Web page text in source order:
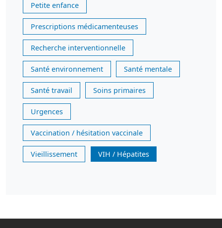
Petite enfance
Prescriptions médicamenteuses
Recherche interventionnelle
Santé environnement Santé mentale
Santé travail Soins primaires
Urgences
Vaccination / hésitation vaccinale
Vieillissement VIH / Hépatites